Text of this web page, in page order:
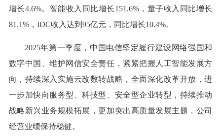
增长4.6%。智能收入同比增长151.6%，量子收入同比增长
81.1%，IDC收入达到95亿元，同比增长10.4%。
2025年第一季度，中国电信坚定履行建设网络强国和
数字中国、维护网信安全责任，紧紧把握人工智能发展方
向，持续深入实施云改数转战略，全面深化改革开放，进
一步加快向服务型、科技型、安全型企业转型，持续推动
战略新兴业务规模拓展，更加突出高质量发展主题，公司
经营业绩保持稳健。